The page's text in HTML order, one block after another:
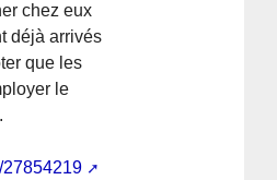
chez eux
déjà arrivés
que les
le
27854219